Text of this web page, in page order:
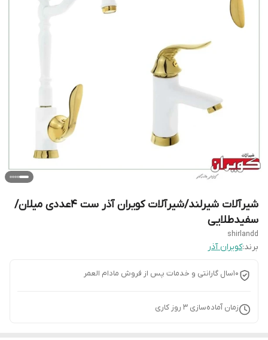
شیرآلات شیرلند/شیرآلات کویران آذر ست 4عددی میلان/
سفیدطلایی
shirlandd
برند:کویران آذر
10سال گارانتی و خدمات پس از فروش مادام العمر
زمان آماده‌سازی 3 روز کاری